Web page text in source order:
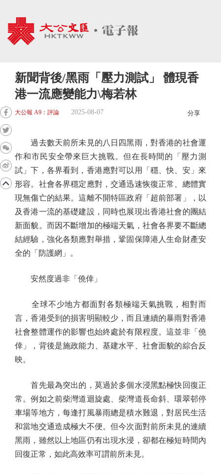
新聞背後/黑雨「壓力測試」 體現香
港一流應變能力\梅若林
大公報 A9：評論 2025-08-07 分享
過去數天前所未見的八日四黑雨，對香港的社會運
作和市民安全帶來巨大挑戰。但在長時間的「壓力測
試」下，各界看到，香港應對可以用「穩、快、安」來
形容。社會各界穩定應對，交通迅速恢復正常、總體實
現無傷亡的結果。這離不開特區政府「超前部署」，以
及香港一流的基礎建設，同時也展現出香港社會的團結
新面貌。而因不斷增加的極端天氣，社會各界要不斷總
結經驗，強化各類應對舉措，鞏固保障港人生命財產安
全的「防護網」。
安然度過非「僥倖」
全球不少地方都面對各類極端天氣挑戰，相對而
言，香港受到的損害明顯較少，而且連續的暴雨對香港
社會整體運作的影響也始終處於有限程度。這並非「僥
倖」，背後是施政能力、基建水平、社會面貌的綜合反
映。
首先最為突出的，莫過於多個水浸黑點極快回復正
常。例如之前柴灣道迴旋處、柴灣道長命斜、環翠邨停
車場等地方，每逢打風暴雨總是積水難退，對居民生活
和當地交通造成極大不便。但今次面對前所未見的連續
黑雨，雖然以上地區仍有出現水浸，卻都在極短時間內
回復正常，如此高效率可謂前所未見。